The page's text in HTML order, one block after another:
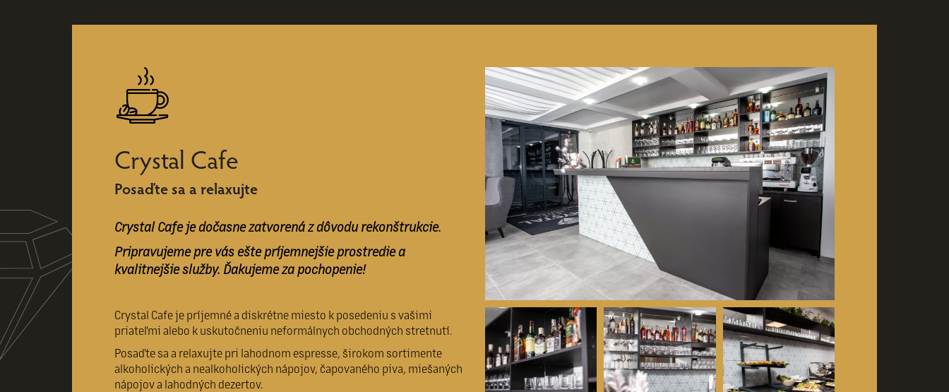
Crystal Cafe
Posaďte sa a relaxujte
Crystal Cafe je dočasne zatvorená z dôvodu rekonštrukcie.
Pripravujeme pre vás ešte príjemnejšie prostredie a
kvalitnejšie služby. Ďakujeme za pochopenie!
Crystal Cafe je príjemné a diskrétne miesto k posedeniu s vašimi
priateľmi alebo k uskutočneniu neformálnych obchodných stretnutí.
Posaďte sa a relaxujte pri lahodnom espresse, širokom sortimente
alkoholických a nealkoholických nápojov, čapovaného piva, miešaných
nápojov a lahodných dezertov.